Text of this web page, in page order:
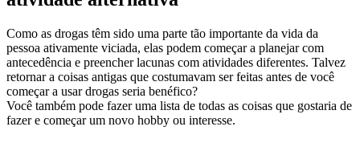
Como as drogas têm sido uma parte tão importante da vida da
pessoa ativamente viciada, elas podem começar a planejar com
antecedência e preencher lacunas com atividades diferentes. Talvez
retornar a coisas antigas que costumavam ser feitas antes de você
começar a usar drogas seria benéfico?
Você também pode fazer uma lista de todas as coisas que gostaria de
fazer e começar um novo hobby ou interesse.